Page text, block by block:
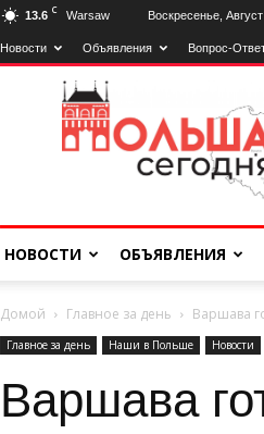
13.6 C Warsaw Воскресенье,
Новости Объявления Вопрос-
Польща
Сьогодні
НОВОСТИ ОБЪЯВЛЕНИЯ
Домой Главное за день Варшава
Главное за день Наши в Польше Новости
Варшава